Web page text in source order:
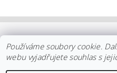
| KOLEKCE STELTON |
REKLAMACE/ODSTOUPENÍ |
Používáme soubory cookie.
webu vyjadřujete souhlas s